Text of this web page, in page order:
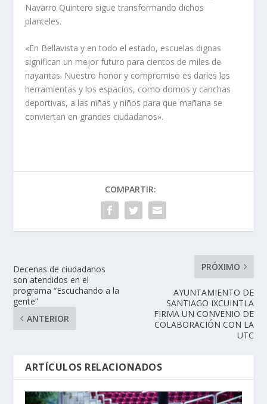
Navarro Quintero sigue transformando dichos
planteles.
«En Bellavista y en todo el estado, escuelas dignas
significan un mejor futuro para cientos de miles de
nayaritas. Nuestro honor y compromiso es darles las
herramientas y los espacios, como domos y canchas
deportivas, a las niñas y niños para que mañana se
conviertan en grandes ciudadanos».
COMPARTIR:
Decenas de ciudadanos
son atendidos en el
programa “Escuchando a la
gente”
ANTERIOR
PRÓXIMO
AYUNTAMIENTO DE
SANTIAGO IXCUINTLA
FIRMA UN CONVENIO DE
COLABORACIÓN CON LA
UTC
ARTÍCULOS RELACIONADOS